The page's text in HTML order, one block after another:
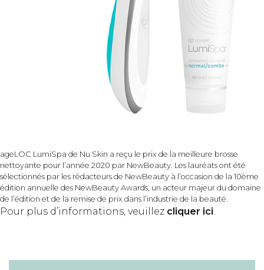
ageLOC LumiSpa de Nu Skin a reçu le prix de la meilleure brosse
nettoyante pour l’année 2020 par NewBeauty. Les lauréats ont été
sélectionnés par les rédacteurs de NewBeauty à l’occasion de la 10ème
édition annuelle des NewBeauty Awards, un acteur majeur du domaine
de l’édition et de la remise de prix dans l’industrie de la beauté.
Pour plus d’informations, veuillez cliquer ici.